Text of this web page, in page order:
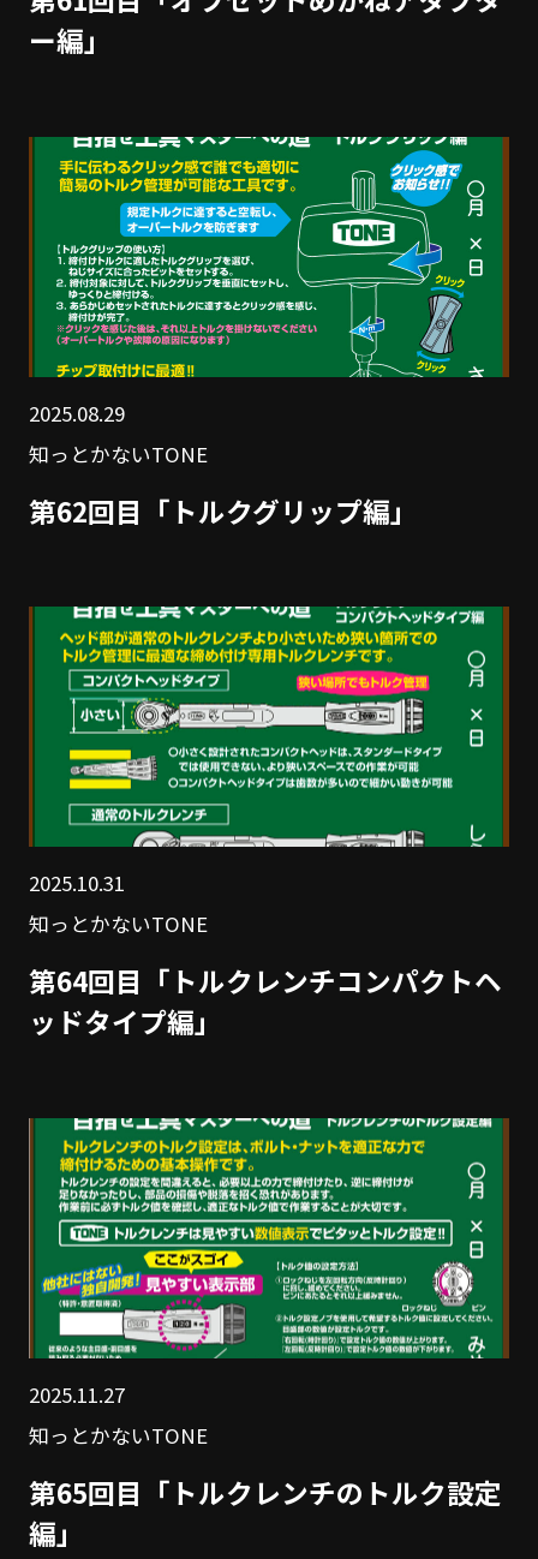
ー編」
2025.08.29
知っとかないTONE
第62回目「トルクグリップ編」
2025.10.31
知っとかないTONE
第64回目「トルクレンチコンパクトヘ
ッドタイプ編」
2025.11.27
知っとかないTONE
第65回目「トルクレンチのトルク設定
編」